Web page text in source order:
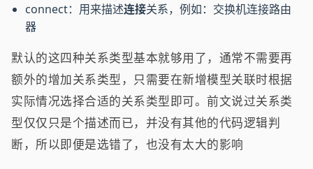
connect：用来描述连接关系，例如：交换机连接路由
器
默认的这四种关系类型基本就够用了，通常不需要再
额外的增加关系类型，只需要在新增模型关联时根据
实际情况选择合适的关系类型即可。前文说过关系类
型仅仅只是个描述而已，并没有其他的代码逻辑判
断，所以即便是选错了，也没有太大的影响